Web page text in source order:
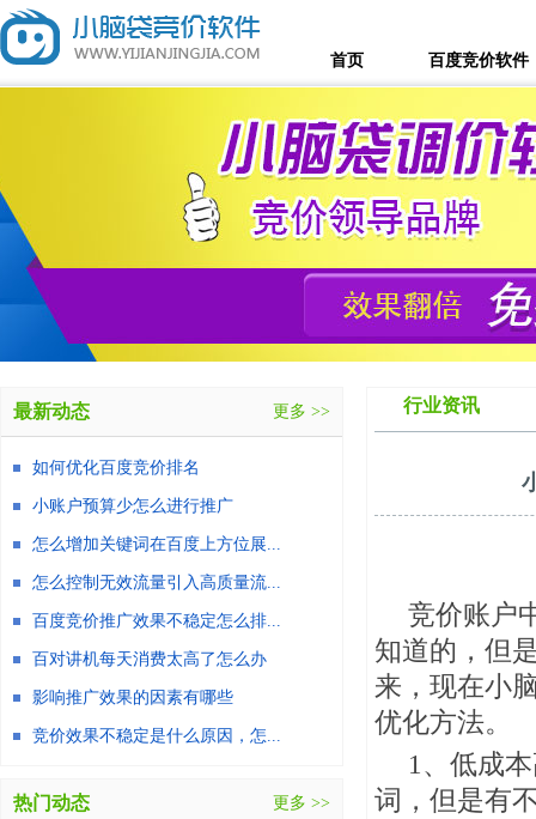
首页 百度竞价软件
行业资讯
竞价账户
知道的，但
来，现在小
优化方法。
1、低成
词，但是有
最新动态 更多 >>
如何优化百度竞价排名
小账户预算少怎么进行推广
怎么增加关键词在百度上方位展...
怎么控制无效流量引入高质量流...
百度竞价推广效果不稳定怎么排...
百对讲机每天消费太高了怎么办
影响推广效果的因素有哪些
竞价效果不稳定是什么原因，怎...
热门动态 更多 >>